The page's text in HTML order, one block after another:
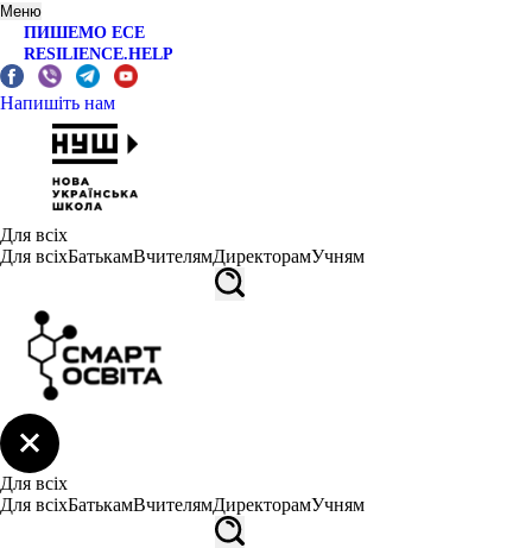
Меню
ПИШЕМО ЕСЕ
RESILIENCE.HELP
Напишіть нам
Для всіх
Для всіхБатькамВчителямДиректорамУчням
Для всіх
Для всіхБатькамВчителямДиректорамУчням